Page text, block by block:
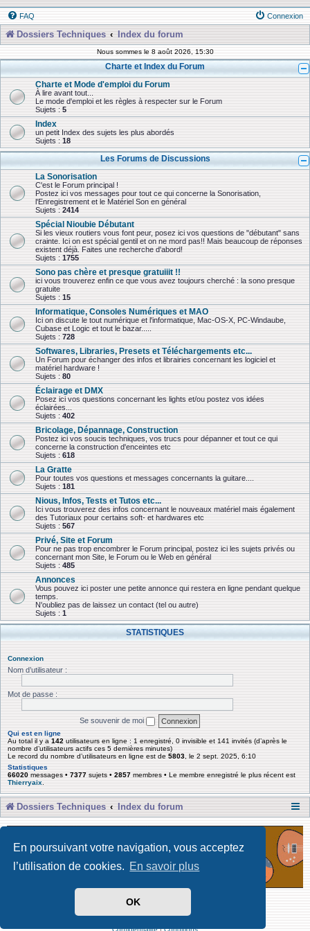
En poursuivant votre navigation, vous acceptez
l’utilisation de cookies. En savoir plus
OK
FAQ Connexion
Dossiers Techniques Index du forum
Nous sommes le 8 août 2026, 15:30
Charte et Index du Forum
Charte et Mode d'emploi du Forum
À lire avant tout...
Le mode d'emploi et les règles à respecter sur le Forum
Sujets : 5
Index
un petit Index des sujets les plus abordés
Sujets : 18
Les Forums de Discussions
La Sonorisation
C'est le Forum principal !
Postez ici vos messages pour tout ce qui concerne la Sonorisation,
l'Enregistrement et le Matériel Son en général
Sujets : 2414
Spécial Nioubie Débutant
Si les vieux routiers vous font peur, posez ici vos questions de "débutant" sans
crainte. Ici on est spécial gentil et on ne mord pas!! Mais beaucoup de réponses
existent déjà. Faites une recherche d'abord!
Sujets : 1755
Sono pas chère et presque gratuiiit !!
ici vous trouverez enfin ce que vous avez toujours cherché : la sono presque
gratuite
Sujets : 15
Informatique, Consoles Numériques et MAO
Ici on discute le tout numérique et l'informatique, Mac-OS-X, PC-Windaube,
Cubase et Logic et tout le bazar.....
Sujets : 728
Softwares, Libraries, Presets et Téléchargements etc...
Un Forum pour échanger des infos et librairies concernant les logiciel et
matériel hardware !
Sujets : 80
Éclairage et DMX
Posez ici vos questions concernant les lights et/ou postez vos idées
éclairées...
Sujets : 402
Bricolage, Dépannage, Construction
Postez ici vos soucis techniques, vos trucs pour dépanner et tout ce qui
concerne la construction d'enceintes etc
Sujets : 618
La Gratte
Pour toutes vos questions et messages concernants la guitare....
Sujets : 181
Nious, Infos, Tests et Tutos etc...
Ici vous trouverez des infos concernant le nouveaux matériel mais également
des Tutoriaux pour certains soft- et hardwares etc
Sujets : 567
Privé, Site et Forum
Pour ne pas trop encombrer le Forum principal, postez ici les sujets privés ou
concernant mon Site, le Forum ou le Web en général
Sujets : 485
Annonces
Vous pouvez ici poster une petite annonce qui restera en ligne pendant quelque
temps.
N'oubliez pas de laissez un contact (tel ou autre)
Sujets : 1
STATISTIQUES
Connexion
Nom d’utilisateur :
Mot de passe :
Se souvenir de moi
Qui est en ligne
Au total il y a 142 utilisateurs en ligne : 1 enregistré, 0 invisible et 141 invités (d’après le
nombre d’utilisateurs actifs ces 5 dernières minutes)
Le record du nombre d’utilisateurs en ligne est de 5803 , le 2 sept. 2025, 6:10
Statistiques
66020 messages • 7377 sujets • 2857 membres • Le membre enregistré le plus récent est
Thierryaix
Dossiers Techniques Index du forum
Développé par Forum Software © phpBB Limited
Traduit par phpBB-fr
Confidentialité|Conditions